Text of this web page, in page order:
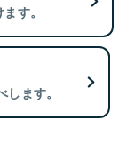
す。
ます。